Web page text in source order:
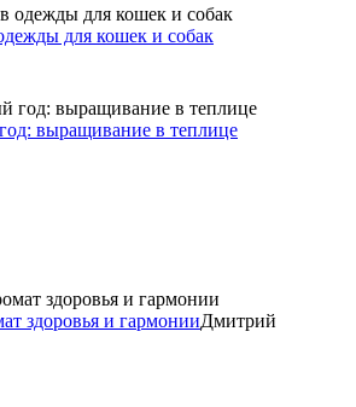
для кошек и собак
выращивание в теплице
здоровья и гармонииДмитрий